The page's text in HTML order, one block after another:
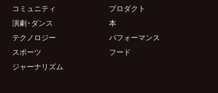
コミュニティ
プロダクト
演劇・ダンス
本
テクノロジー
パフォーマンス
スポーツ
フード
ジャーナリズム